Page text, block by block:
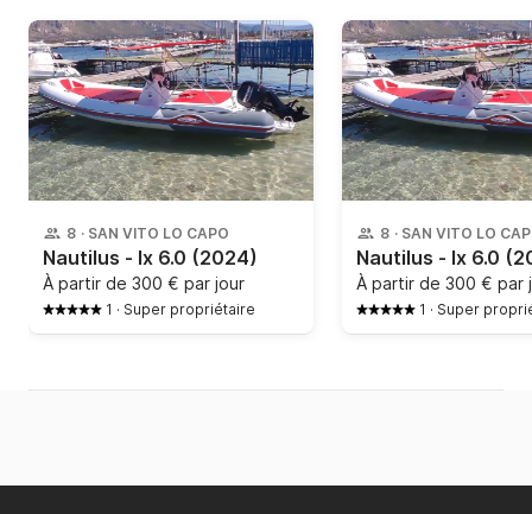
8 · SAN VITO LO CAPO
Nautilus - lx 6.0 (2024)
À partir de 300 € par jour
1 · Super propriétaire
8 · SAN VITO LO
Nautilus - lx 6.0
À partir de 300 € par
1 · Super